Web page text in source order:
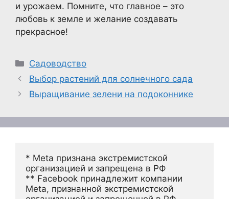
и урожаем. Помните, что главное – это
любовь к земле и желание создавать
прекрасное!
Рубрики
Садоводство
Выбор растений для солнечного сада
Выращивание зелени на подоконнике
* Meta признана экстремистской
организацией и запрещена в РФ
** Facebook принадлежит компании
Meta, признанной экстремистской